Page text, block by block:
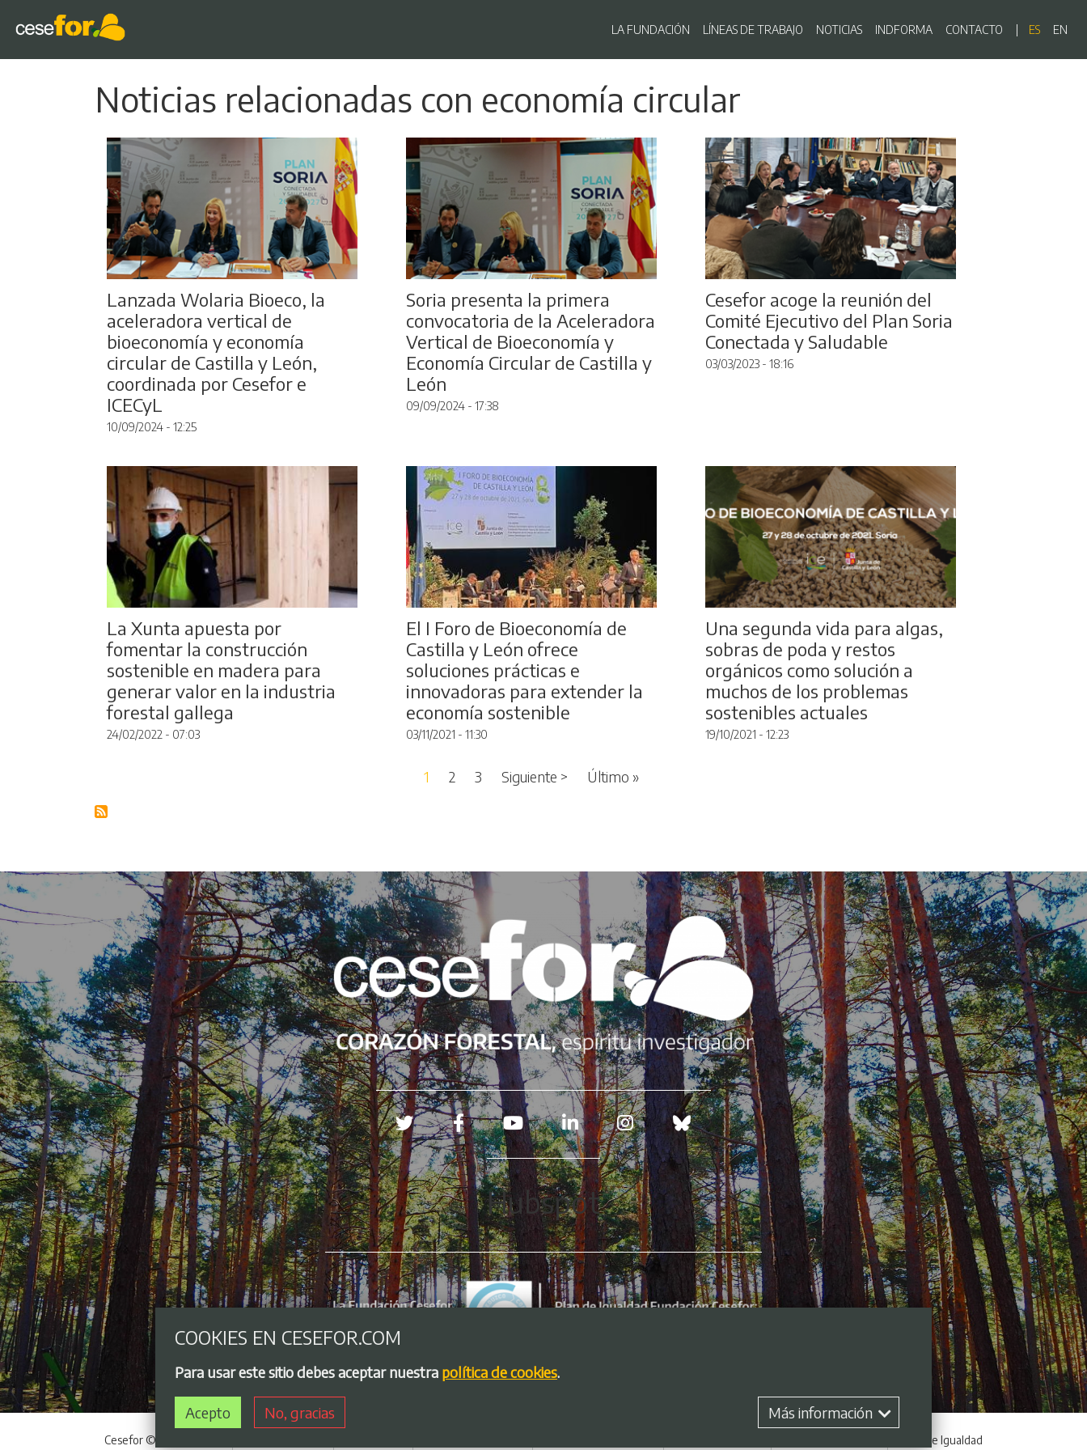
al
contenido
principal
Navegación principal
LA FUNDACIÓN LÍNEAS DE TRABAJO NOTICIAS INDFORMA CONTACTO ES EN
Noticias relacionadas con economía circular
Lanzada Wolaria Bioeco, la
aceleradora vertical de
bioeconomía y economía
circular de Castilla y León,
coordinada por Cesefor e
ICECyL
10/09/2024 - 12:25
Soria presenta la primera
convocatoria de la Aceleradora
Vertical de Bioeconomía y
Economía Circular de Castilla y
León
09/09/2024 - 17:38
Cesefor acoge la reunión del
Comité Ejecutivo del Plan Soria
Conectada y Saludable
03/03/2023 - 18:16
La Xunta apuesta por
fomentar la construcción
sostenible en madera para
generar valor en la industria
forestal gallega
24/02/2022 - 07:03
El I Foro de Bioeconomía de
Castilla y León ofrece
soluciones prácticas e
innovadoras para extender la
economía sostenible
03/11/2021 - 11:30
Una segunda vida para algas,
sobras de poda y restos
orgánicos como solución a
muchos de los problemas
sostenibles actuales
19/10/2021 - 12:23
1 2 3 Siguiente >Siguiente página
Último »Última página
Redes sociales
Hubspot
Cesefor © 2021 - 2026 Plan de Igualdad
COOKIES EN CESEFOR.COM
Para usar este sitio debes aceptar nuestra política de cookies.
Acepto No, gracias Más información